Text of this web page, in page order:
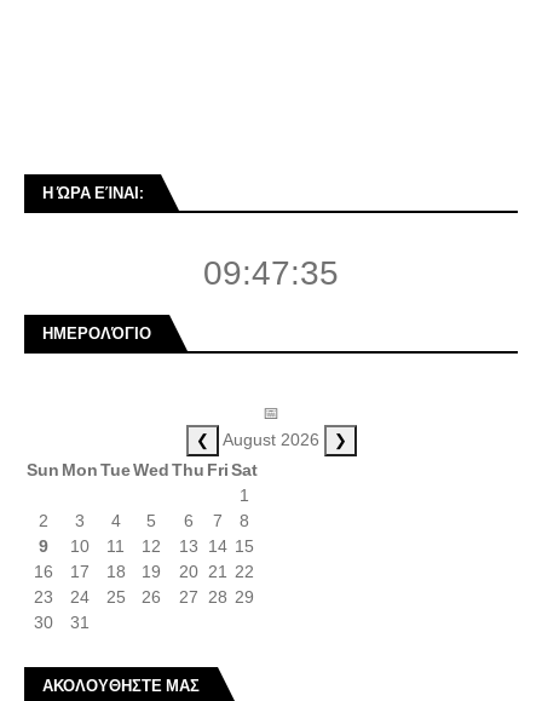
Η ΏΡΑ ΕΊΝΑΙ:
09:47:36
ΗΜΕΡΟΛΌΓΙΟ
📅
❮ August 2026 ❯
Sun MonTueWedThu FriSat
1
2
3 4 5 6 7
8
9
10 11 12 13 14 15
16
17 18 19 20 21
22
23
24 25 26 27 28 29
30
31
ΑΚΟΛΟΥΘΗΣΤΕ ΜΑΣ